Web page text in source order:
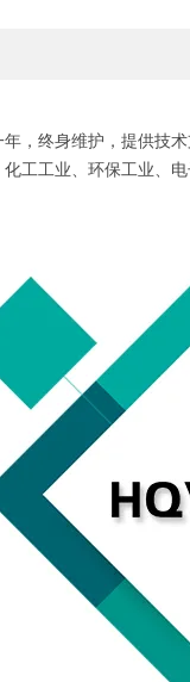
，终身维护，提供技术
工工业、环保工业、